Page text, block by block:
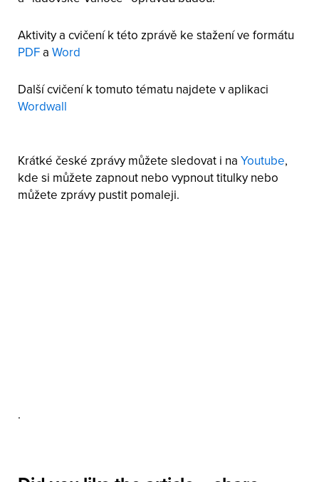
Aktivity a cvičení k této zprávě ke stažení ve formátu
PDFa Word
Další cvičení k tomuto tématu najdete v aplikaci
Wordwall
Krátké české zprávy můžete sledovat i na Youtube,
kde si můžete zapnout nebo vypnout titulky nebo
můžete zprávy pustit pomaleji.
.